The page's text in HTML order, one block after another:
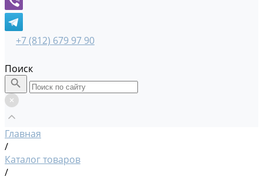
+7 (812) 679 97 90
Поиск
Главная
/
Каталог товаров
/